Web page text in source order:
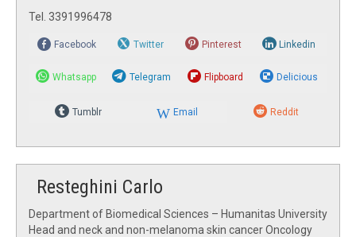
Tel. 3391996478
Facebook Twitter Pinterest Linkedin
Whatsapp Telegram Flipboard Delicious
Tumblr Email Reddit
Resteghini Carlo
Department of Biomedical Sciences – Humanitas University
Head and neck and non-melanoma skin cancer Oncology